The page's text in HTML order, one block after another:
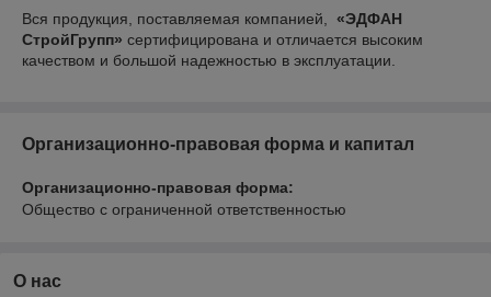
Вся продукция, поставляемая компанией,
«ЭДФАН
СтройГрупп» сертифицирована и отличается высоким
качеством и большой надежностью в эксплуатации.
Организационно-правовая форма и капитал
Организационно-правовая форма:
Общество с ограниченной ответственностью
О нас